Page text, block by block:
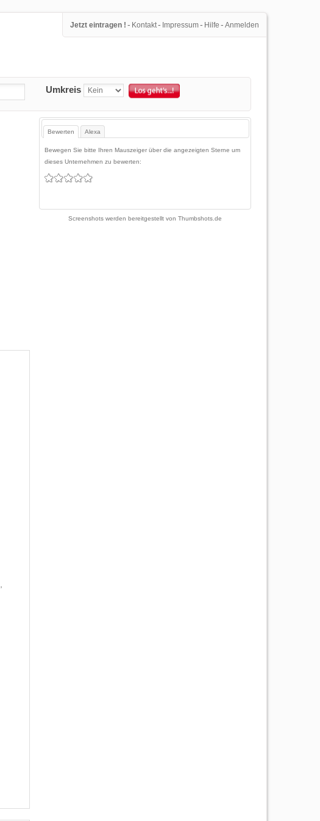
Jetzt eintragen ! - Kontakt- Impressum- Hilfe - Anmelden
Umkreis
Bewerten Alexa
Bewegen Sie bitte Ihren Mauszeiger über die angezeigten Sterne um
dieses Unternehmen zu bewerten:
Screenshots werden bereitgestellt vonThumbshots.de